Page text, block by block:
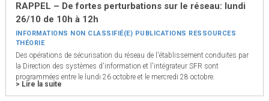
RAPPEL – De fortes perturbations sur le réseau: lundi
26/10 de 10h à 12h
INFORMATIONS NON CLASSIFIÉ(E) PUBLICATIONS RESSOURCES
THÉORIE
Des opérations de sécurisation du réseau de l'établissement conduites par
la Direction des systèmes d'information et l'intégrateur SFR sont
programmées entre le lundi 26 octobre et le mercredi 28 octobre.
> Lire la suite